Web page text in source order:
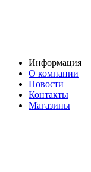
Информация
О компании
Новости
Контакты
Магазины